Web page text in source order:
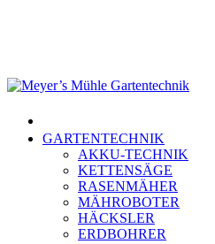
GARTENTECHNIK
AKKU-TECHNIK
KETTENSÄGE
RASENMÄHER
MÄHROBOTER
HÄCKSLER
ERDBOHRER